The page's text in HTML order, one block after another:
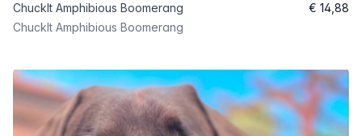
ChuckIt Amphibious Boomerang
ChuckIt Amphibious Boomerang
€ 14,88